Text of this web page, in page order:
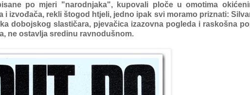
po mjeri "narodnjaka", kupovali ploče u omotima
izvođača, rekli štogod htjeli, jedno ipak svi moramo priznati:
dobojskog slastičara, pjevačica izazovna pogleda i raskošna
ne ostavlja sredinu ravnodušnom.